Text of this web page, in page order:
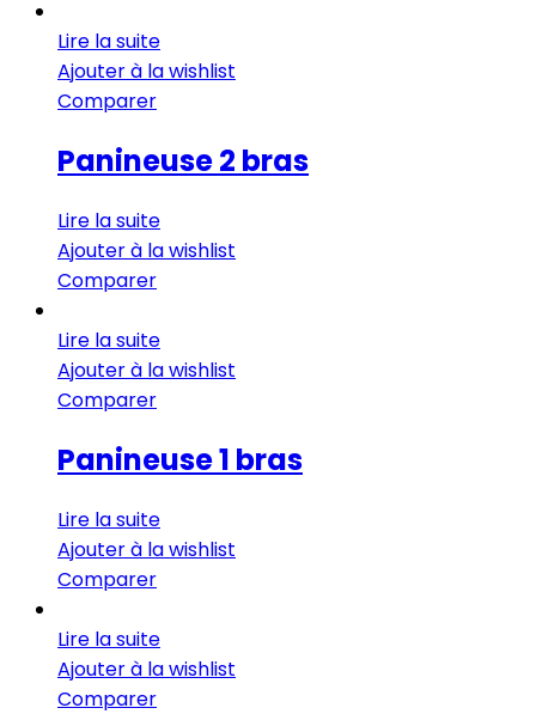
Lire la suite
Ajouter à la wishlist
Comparer
Panineuse 2 bras
Lire la suite
Ajouter à la wishlist
Comparer
Lire la suite
Ajouter à la wishlist
Comparer
Panineuse 1 bras
Lire la suite
Ajouter à la wishlist
Comparer
Lire la suite
Ajouter à la wishlist
Comparer